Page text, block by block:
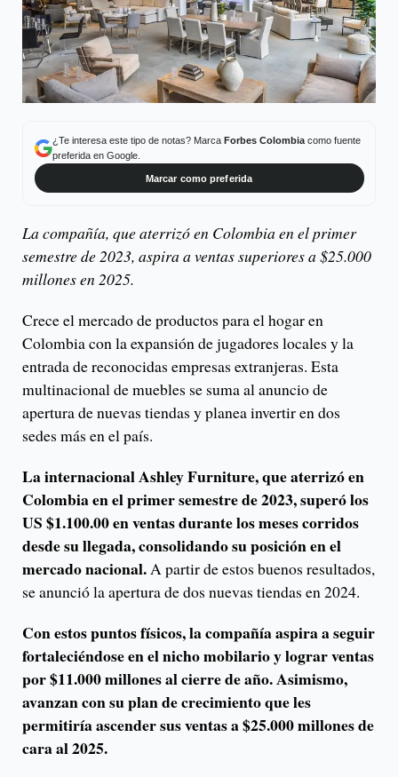
¿Te interesa este tipo de notas? Marca Forbes Colombiacomo fuente
preferida en Google.
Marcar como preferida
La compañía, que aterrizó en Colombia en el primer
semestre de 2023, aspira a ventas superiores a $25.000
millones en 2025.
Crece el mercado de productos para el hogar en
Colombia con la expansión de jugadores locales y la
entrada de reconocidas empresas extranjeras. Esta
multinacional de muebles se suma al anuncio de
apertura de nuevas tiendas y planea invertir en dos
sedes más en el país.
La internacional Ashley Furniture, que aterrizó en
Colombia en el primer semestre de 2023, superó los
US $1.100.00 en ventas durante los meses corridos
desde su llegada, consolidando su posición en el
mercado nacional.A partir de estos buenos resultados,
se anunció la apertura de dos nuevas tiendas en 2024.
Con estos puntos físicos, la compañía aspira a seguir
fortaleciéndose en el nicho mobilario y lograr ventas
por $11.000 millones al cierre de año. Asimismo,
avanzan con su plan de crecimiento que les
permitiría ascender sus ventas a $25.000 millones de
cara al 2025.